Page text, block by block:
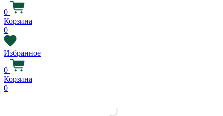
0
Корзина
0
Избранное
0
Корзина
0